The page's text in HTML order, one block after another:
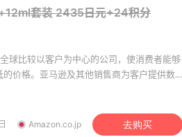
套装2435日元+24积分
球比较以客户为中心的公司，使消费者能够
价格。亚马逊及其他销售商为客户提供数
Amazon.co.jp 去购买